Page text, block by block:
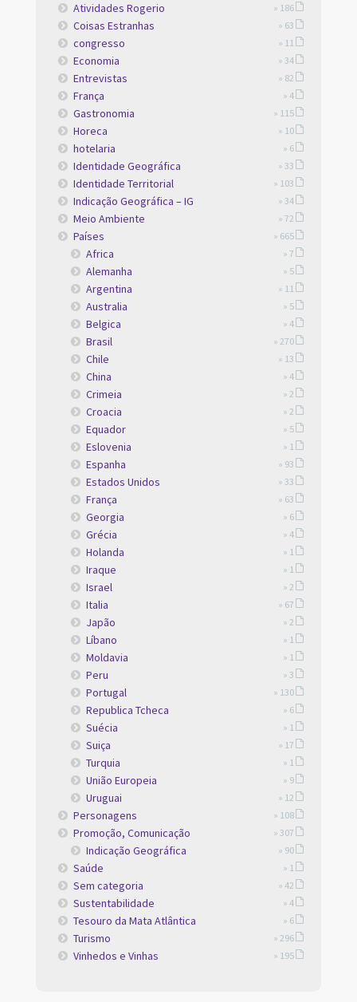
Atividades Rogerio » 186
Coisas Estranhas » 63
congresso » 11
Economia » 34
Entrevistas » 82
França » 4
Gastronomia » 115
Horeca » 10
hotelaria » 6
Identidade Geográfica » 33
Identidade Territorial » 103
Indicação Geográfica – IG » 34
Meio Ambiente » 72
Países » 665
Africa » 7
Alemanha » 5
Argentina » 11
Australia » 5
Belgica » 4
Brasil » 270
Chile » 13
China » 4
Crimeia » 2
Croacia » 2
Equador » 5
Eslovenia » 1
Espanha » 93
Estados Unidos » 33
França » 63
Georgia » 6
Grécia » 4
Holanda » 1
Iraque » 1
Israel » 2
Italia » 67
Japão » 2
Líbano » 1
Moldavia » 1
Peru » 3
Portugal » 130
Republica Tcheca » 6
Suécia » 1
Suiça » 17
Turquia » 1
União Europeia » 9
Uruguai » 12
Personagens » 108
Promoção, Comunicação » 307
Indicação Geográfica » 90
Saúde » 1
Sem categoria » 42
Sustentabilidade » 4
Tesouro da Mata Atlântica » 6
Turismo » 296
Vinhedos e Vinhas » 195